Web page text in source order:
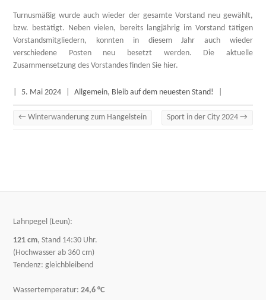
Turnusmäßig wurde auch wieder der gesamte Vorstand neu gewählt,
bzw. bestätigt. Neben vielen, bereits langjährig im Vorstand tätigen
Vorstandsmitgliedern, konnten in diesem Jahr auch wieder
verschiedene Posten neu besetzt werden. Die aktuelle
Zusammensetzung des Vorstandes finden Sie hier.
5. Mai 2024 Allgemein, Bleib auf dem neuesten Stand!
← Winterwanderung zum Hangelstein Sport in der City 2024 →
Lahnpegel (Leun):
121 cm, Stand 14:30 Uhr.
(Hochwasser ab 360 cm)
Tendenz: gleichbleibend
Wassertemperatur:24,6 °C